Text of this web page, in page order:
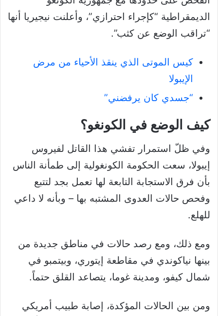
الديمقراطية “كإجراء احترازي”، وأعلنت نيجيريا أنها
“تراقب الوضع عن كثب”.
كيس الموتى الذي ينقذ الأحياء من مرض
الإيبولا
“جسدي كان يرفضني”
كيف الوضع في الكونغو؟
وفي ظلّ استمرار تفشي هذا القاتل لفيروس
إيبولا، سعت الحكومة الكونغولية إلى طمأنة الناس
بأن فرق الاستجابة التابعة لها تعمل بجد لتتبع
وفحص حالات العدوى المشتبه بها – وبأنه لا داعي
للهلع.
ومع ذلك، ومع رصد حالات في مناطق جديدة من
بينها نياكوندي في مقاطعة إيتوري، وبيتمبو في
شمال كيفو، ومدينة غوما، يتصاعد القلق حتماً.
ومن بين الحالات المؤكدة، إصابة طبيب أمريكي